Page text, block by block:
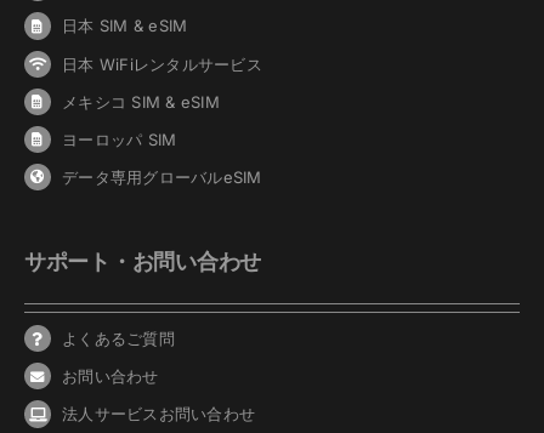
日本 SIM & eSIM
日本 WiFiレンタルサービス
メキシコ SIM & eSIM
ヨーロッパ SIM
データ専用グローバルeSIM
サポート・お問い合わせ
よくあるご質問
お問い合わせ
法人サービスお問い合わせ